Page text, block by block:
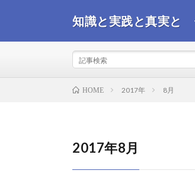
知識と実践と真実と
ばと思います。
HOME 2017年 8月
2017年8月